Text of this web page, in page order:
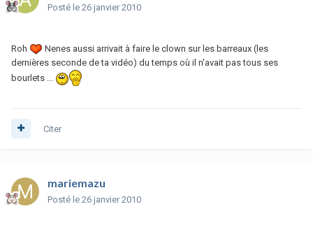
Posté le 26 janvier 2010
Roh
Nenes aussi arrivait à faire le clown sur les barreaux (les
dernières seconde de ta vidéo) du temps où il n'avait pas tous ses
bourlets ...
Citer
mariemazu
Posté le 26 janvier 2010